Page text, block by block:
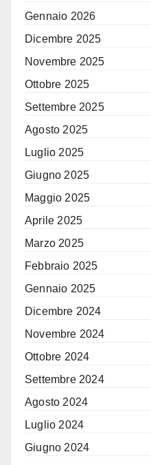
Gennaio 2026
Dicembre 2025
Novembre 2025
Ottobre 2025
Settembre 2025
Agosto 2025
Luglio 2025
Giugno 2025
Maggio 2025
Aprile 2025
Marzo 2025
Febbraio 2025
Gennaio 2025
Dicembre 2024
Novembre 2024
Ottobre 2024
Settembre 2024
Agosto 2024
Luglio 2024
Giugno 2024